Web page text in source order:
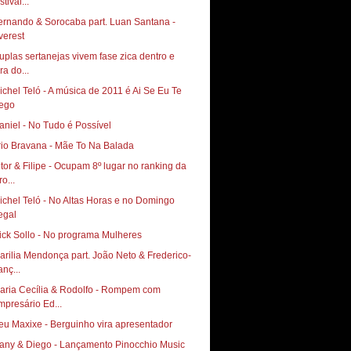
& Sorocaba part. Luan Santana -
sertanejas vivem fase zica dentro e
do...
Teló - A música de 2011 é Ai Se Eu Te
- No Tudo é Possível
Bravana - Mãe To Na Balada
& Filipe - Ocupam 8º lugar no ranking da
Teló - No Altas Horas‏ e no Domingo
Rick Sollo - No programa Mulheres‏
Mendonça part. João Neto & Frederico-
Cecília & Rodolfo - Rompem com
Ed...
Maxixe - Berguinho vira apresentador
& Diego - Lançamento Pinocchio Music